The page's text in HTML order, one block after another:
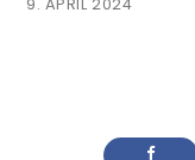
9. APRIL 2024